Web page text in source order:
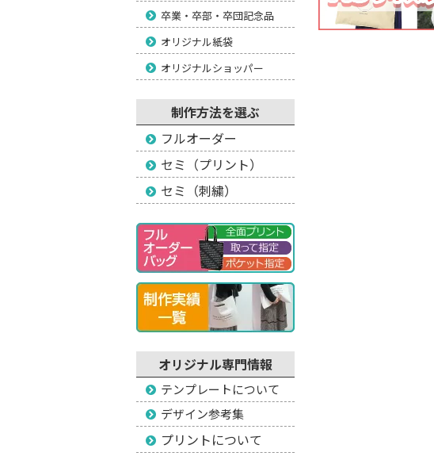
卒業・卒部・卒団記念品
オリジナル紙袋
オリジナルショッパー
制作方法を選ぶ
フルオーダー
セミ（プリント）
セミ（刺繍）
オリジナル専門情報
テンプレートについて
デザイン参考集
プリントについて